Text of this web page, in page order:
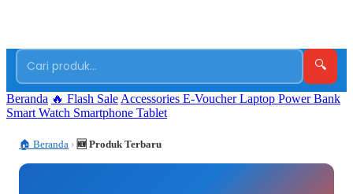
🔍
Beranda 🔥 Flash Sale Accessories E-VoucherLaptop Power Bank
Smart Watch Smartphone Tablet
🏠 Beranda › 🆕 Produk Terbaru